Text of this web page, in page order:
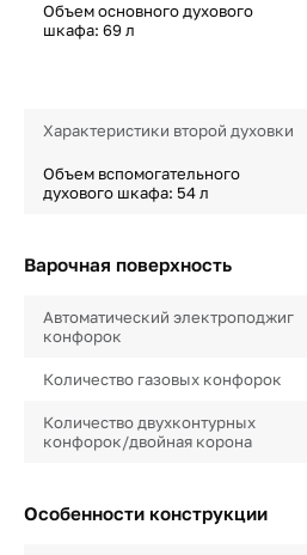
Объем основного духового
шкафа: 69 л
Характеристики второй духовки
Объем вспомогательного
духового шкафа: 54 л
Варочная поверхность
Автоматический электроподжиг
конфорок
Количество газовых конфорок
Количество двухконтурных
конфорок/двойная корона
Особенности конструкции